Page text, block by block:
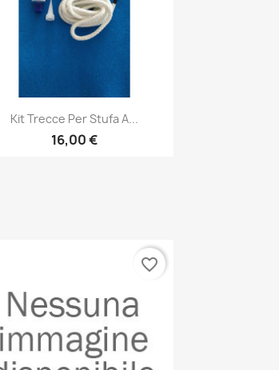
Anteprima
Kit Trecce Per Stufa A...
16,00 €
favorite_border